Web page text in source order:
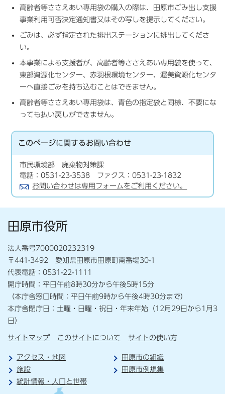
高齢者等ささえあい専用袋の購入の際は、田原市ごみ出し支援
事業利用可否決定通知書又はその写しを提示してください。
ごみは、必ず指定された排出ステーションに排出してくださ
い。
本事業による支援者が、高齢者等ささえあい専用袋を使って、
東部資源化センター、赤羽根環境センター、渥美資源化センタ
ーへ直接ごみを持ち込むことはできません。
高齢者等ささえあい専用袋は、青色の指定袋と同様、不要にな
っても払い戻しができません。
このページに関するお問い合わせ
市民環境部 廃棄物対策課
電話：0531-23-3538 ファクス：0531-23-1832
お問い合わせは専用フォームをご利用ください。
田原市役所
法人番号7000020232319
〒441-3492 愛知県田原市田原町南番場30-1
代表電話：0531-22-1111
開庁時間：平日午前8時30分から午後5時15分
（本庁舎窓口時間：平日午前9時から午後4時30分まで）
本庁舎閉庁日：土曜・日曜・祝日・年末年始（12月29日から1月3
日）
サイトマップ このサイトについて サイトの使い方
アクセス・地図
田原市の組織
施設
田原市例規集
統計情報・人口と世帯